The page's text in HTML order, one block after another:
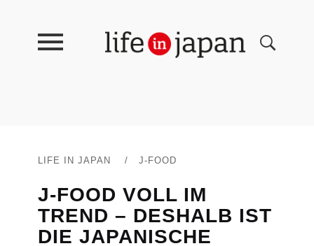
LIFE IN JAPAN / J-FOOD
J-FOOD VOLL IM
TREND – DESHALB IST
DIE JAPANISCHE